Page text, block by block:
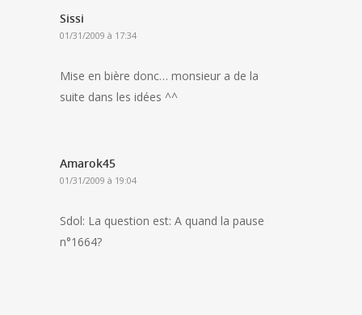
Sissi
01/31/2009 à 17:34
Mise en bière donc… monsieur a de la
suite dans les idées ^^
Amarok45
01/31/2009 à 19:04
Sdol: La question est: A quand la pause
n°1664?